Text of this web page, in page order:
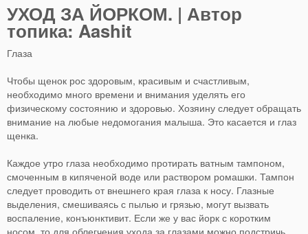
УХОД ЗА ЙОРКОМ. | Автор
топика: Aashit
Глаза
Чтобы щенок рос здоровым, красивым и счастливым,
необходимо много времени и внимания уделять его
физическому состоянию и здоровью. Хозяину следует обращать
внимание на любые недомогания малыша. Это касается и глаз
щенка.
Каждое утро глаза необходимо протирать ватным тампоном,
смоченным в кипяченой воде или раствором ромашки. Тампон
следует проводить от внешнего края глаза к носу. Глазные
выделения, смешиваясь с пылью и грязью, могут вызвать
воспаление, конъюнктивит. Если же у вас йорк с коротким
носом, то для облегчения ухода за глазами можно подстричь